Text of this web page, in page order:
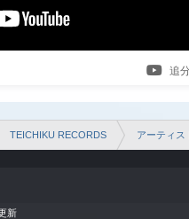
追
TEICHIKU RECORDS アーティス
新